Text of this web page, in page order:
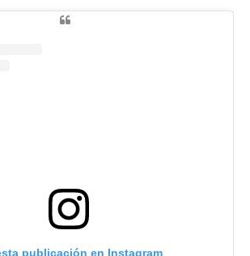
publicación en Instagram